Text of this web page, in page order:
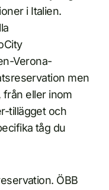
i Italien.
Verona-
men
från eller inom
tillägget och
tåg du
ÖBB